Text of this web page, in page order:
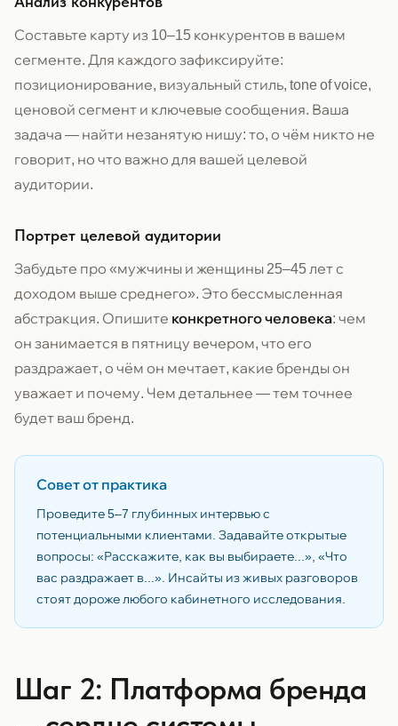
Составьте карту из 10–15 конкурентов в вашем
сегменте. Для каждого зафиксируйте:
позиционирование, визуальный стиль, tone of voice,
ценовой сегмент и ключевые сообщения. Ваша
задача — найти незанятую нишу: то, о чём никто не
говорит, но что важно для вашей целевой
аудитории.
Портрет целевой аудитории
Забудьте про «мужчины и женщины 25–45 лет с
доходом выше среднего». Это бессмысленная
абстракция. Опишите конкретного человека: чем
он занимается в пятницу вечером, что его
раздражает, о чём он мечтает, какие бренды он
уважает и почему. Чем детальнее — тем точнее
будет ваш бренд.
Совет от практика
Проведите 5–7 глубинных интервью с
потенциальными клиентами. Задавайте открытые
вопросы: «Расскажите, как вы выбираете...», «Что
вас раздражает в...». Инсайты из живых разговоров
стоят дороже любого кабинетного исследования.
Шаг 2: Платформа бренда